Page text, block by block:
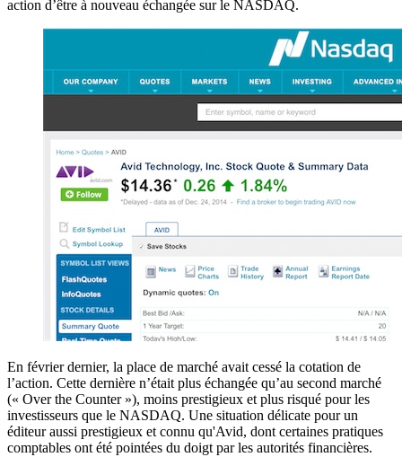
action d’être à nouveau échangée sur le NASDAQ.
En février dernier, la place de marché avait cessé la cotation de
l’action. Cette dernière n’était plus échangée qu’au second marché
(« Over the Counter »), moins prestigieux et plus risqué pour les
investisseurs que le NASDAQ. Une situation délicate pour un
éditeur aussi prestigieux et connu qu'Avid, dont certaines pratiques
comptables ont été pointées du doigt par les autorités financières.